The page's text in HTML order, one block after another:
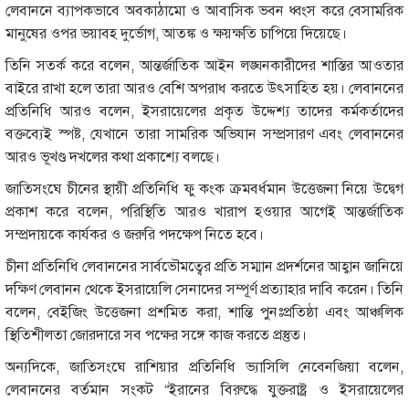
লেবাননে ব্যাপকভাবে অবকাঠামো ও আবাসিক ভবন ধ্বংস করে বেসামরিক
মানুষের ওপর ভয়াবহ দুর্ভোগ, আতঙ্ক ও ক্ষয়ক্ষতি চাপিয়ে দিয়েছে।
তিনি সতর্ক করে বলেন, আন্তর্জাতিক আইন লঙ্ঘনকারীদের শাস্তির আওতার
বাইরে রাখা হলে তারা আরও বেশি অপরাধ করতে উৎসাহিত হয়। লেবাননের
প্রতিনিধি আরও বলেন, ইসরায়েলের প্রকৃত উদ্দেশ্য তাদের কর্মকর্তাদের
বক্তব্যেই স্পষ্ট, যেখানে তারা সামরিক অভিযান সম্প্রসারণ এবং লেবাননের
আরও ভূখণ্ড দখলের কথা প্রকাশ্যে বলছে।
জাতিসংঘে চীনের স্থায়ী প্রতিনিধি ফু কংক ক্রমবর্ধমান উত্তেজনা নিয়ে উদ্বেগ
প্রকাশ করে বলেন, পরিস্থিতি আরও খারাপ হওয়ার আগেই আন্তর্জাতিক
সম্প্রদায়কে কার্যকর ও জরুরি পদক্ষেপ নিতে হবে।
চীনা প্রতিনিধি লেবাননের সার্বভৌমত্বের প্রতি সম্মান প্রদর্শনের আহ্বান জানিয়ে
দক্ষিণ লেবানন থেকে ইসরায়েলি সেনাদের সম্পূর্ণ প্রত্যাহার দাবি করেন। তিনি
বলেন, বেইজিং উত্তেজনা প্রশমিত করা, শান্তি পুনঃপ্রতিষ্ঠা এবং আঞ্চলিক
স্থিতিশীলতা জোরদারে সব পক্ষের সঙ্গে কাজ করতে প্রস্তুত।
অন্যদিকে, জাতিসংঘে রাশিয়ার প্রতিনিধি ভ্যাসিলি নেবেনজিয়া বলেন,
লেবাননের বর্তমান সংকট “ইরানের বিরুদ্ধে যুক্তরাষ্ট্র ও ইসরায়েলের